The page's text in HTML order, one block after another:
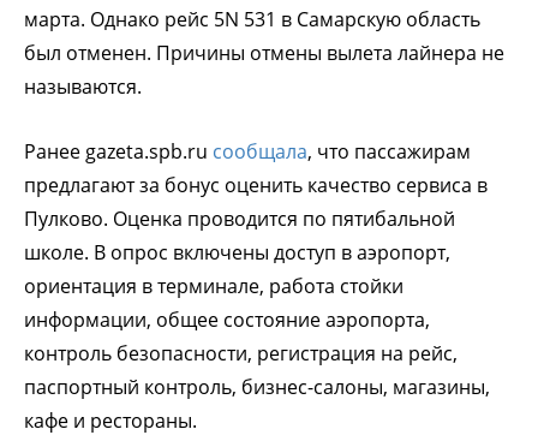
марта. Однако рейс 5N 531 в Самарскую область
был отменен. Причины отмены вылета лайнера не
называются.
Ранее gazeta.spb.ru сообщала, что пассажирам
предлагают за бонус оценить качество сервиса в
Пулково. Оценка проводится по пятибальной
школе. В опрос включены доступ в аэропорт,
ориентация в терминале, работа стойки
информации, общее состояние аэропорта,
контроль безопасности, регистрация на рейс,
паспортный контроль, бизнес-салоны, магазины,
кафе и рестораны.